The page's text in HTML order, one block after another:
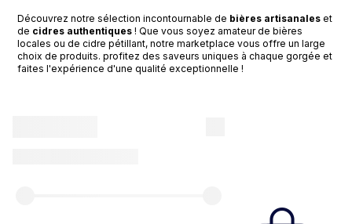
Découvrez notre sélection incontournable de bières artisanales et
de cidres authentiques ! Que vous soyez amateur de bières
locales ou de cidre pétillant, notre marketplace vous offre un large
choix de produits. profitez des saveurs uniques à chaque gorgée et
faites l'expérience d'une qualité exceptionnelle !